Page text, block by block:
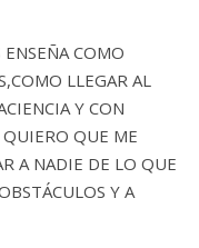
COMO
LLEGAR AL
Y CON
QUE ME
A NADIE DE LO QUE
Y A